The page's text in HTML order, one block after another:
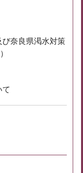
奈良県渇水対策
て